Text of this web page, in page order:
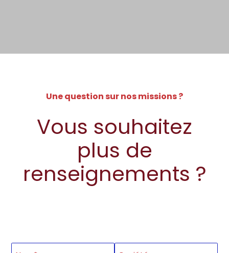
Une question sur nos missions ?
Vous souhaitez
plus de
renseignements ?